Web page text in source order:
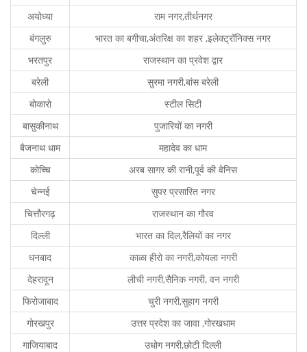
अयोध्या
राम नगर,तीर्थनगर
बंगलुरु
भारत का बगीचा,अंतरिक्ष का शहर ,इलेक्ट्रॉनिक्स नगर
भरतपुर
राजस्थान का प्रवेश द्वार
बरेली
सुरमा नगरी,बांस बरेली
बोकारो
स्टील सिटी
बासुकीनाथ
पुजारियों का नगरी
बैजनाथ धाम
महादेव का धाम
कोच्चि
अरब सागर की रानी,पूर्व की वेनिस
चेन्नई
सुपर प्रसारित नगर
चित्तौरगढ़
राजस्थान का गौरव
दिल्ली
भारत का दिल,रैलियों का नगर
धनबाद
काळा हीरो का नगरी,कोयला नगरी
देहरादून
लीची नगरी,सैनिक नगरी, वन नगरी
फिरोजाबाद
चुरी नगरी,सुहाग नगरी
गोरखपुर
उत्तर प्रदेश का जावा ,गोरखधाम
गाजियाबाद
उधोग नगरी,छोटी दिल्ली